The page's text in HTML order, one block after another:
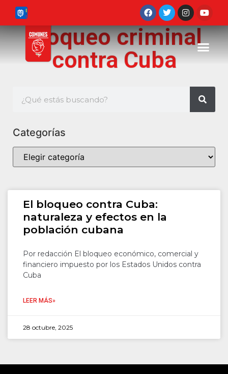
Bloqueo criminal
contra Cuba
Categorías
El bloqueo contra Cuba:
naturaleza y efectos en la
población cubana
Por redacción El bloqueo económico, comercial y
financiero impuesto por los Estados Unidos contra
Cuba
LEER MÁS»
28 octubre, 2025